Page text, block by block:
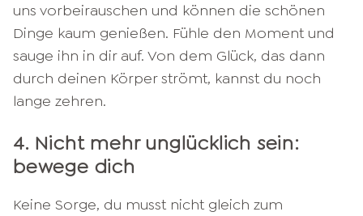
uns vorbeirauschen und können die schönen
Dinge kaum genießen. Fühle den Moment und
sauge ihn in dir auf. Von dem Glück, das dann
durch deinen Körper strömt, kannst du noch
lange zehren.
4. Nicht mehr unglücklich sein:
bewege dich
Keine Sorge, du musst nicht gleich zum